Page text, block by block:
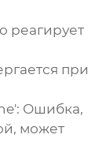
реагирует
при
Ошибка,
, может